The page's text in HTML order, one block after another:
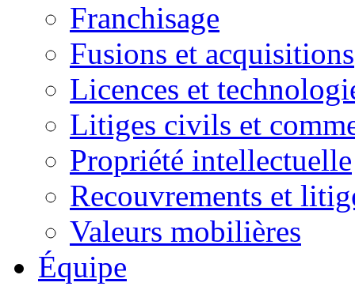
Franchisage
Fusions et acquisitions
Licences et
Litiges civils et
Propriété intellectuelle
Recouvrements et
Valeurs mobilières
Équipe